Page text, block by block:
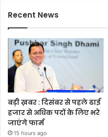
Recent News
बड़ी ख़बर : दिसंबर से पहले ढाई
हजार से अधिक पदों के लिए भरे
जाएंगे फार्म
15 hours ago